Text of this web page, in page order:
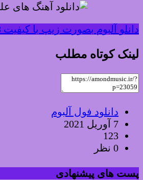
دانلو آلبوم بصورت زیپ با کیفیت 128
لینک کوتاه مطلب
دانلود فول آلبوم
7 آوریل 2021
123
0 نظر
پست های پیشنهادی